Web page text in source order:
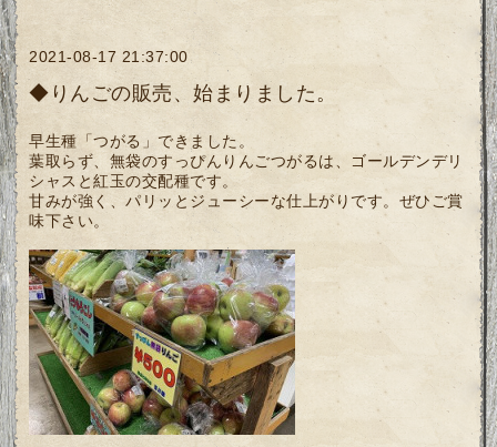
2021-08-17 21:37:00
◆りんごの販売、始まりました。
早生種「つがる」できました。
葉取らず、無袋のすっぴんりんごつがるは、ゴールデンデリ
シャスと紅玉の交配種です。
甘みが強く、パリッとジューシーな仕上がりです。ぜひご賞
味下さい。